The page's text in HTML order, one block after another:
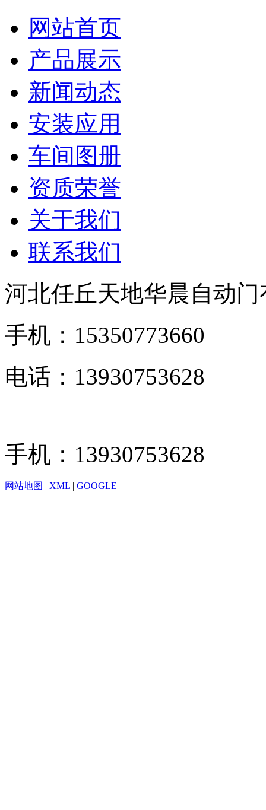
网站首页
产品展示
新闻动态
安装应用
车间图册
资质荣誉
关于我们
联系我们
河北任丘天地华晨自动
手机：15350773660
电话：13930753628
手机：13930753628
网站地图 | XML | GOOGLE